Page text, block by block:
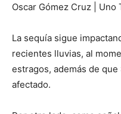
Oscar Gómez Cruz | Uno
La sequía sigue
recientes lluvias, al
estragos, además de
afectado.